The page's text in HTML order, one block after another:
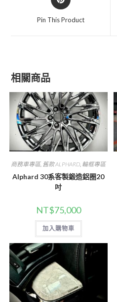
in
a
Pin This Product
相關商品
商務車專區, 舊款 ALPHARD 輪框專區
Alphard 30系客製鍛造鋁圈20
吋
NT$75,000
加入購物車